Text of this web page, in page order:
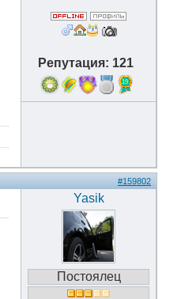
Репутация: 121
19
#159802
Yasik
Постоялец